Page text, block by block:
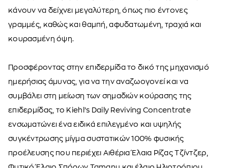
κάνουν να δείχνει μεγαλύτερη, όπως πιο έντονες
γραμμές, καθώς και θαμπή, αφυδατωμένη, τραχιά και
κουρασμένη όψη.
Προσφέροντας στην επιδερμίδα το δικό της μηχανισμό
ημερήσιας άμυνας, για να την αναζωογονεί και να
συμβάλει στη μείωση των σημαδιών κούρασης της
επιδερμίδας, το Kiehl’s Daily Reviving Concentrate
ενσωματώνει ένα ειδικά επιλεγμένο και υψηλής
συγκέντρωσης μίγμα συστατικών 100% φυσικής
προέλευσης που περιέχει Αιθέρια Έλαια Ρίζας Τζίντζερ,